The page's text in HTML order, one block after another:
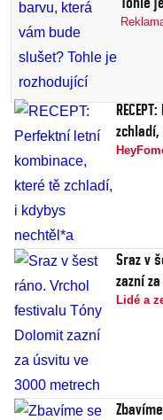
Sraz v
zazní
Lidé a